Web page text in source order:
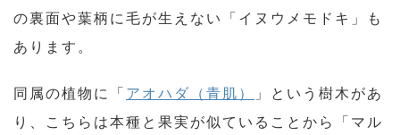
の裏面や葉柄に毛が生えない「イヌウメモドキ」も
あります。
同属の植物に「 アオハダ（青肌）
」という樹木があ
り、こちらは本種と果実が似ていることから「マル